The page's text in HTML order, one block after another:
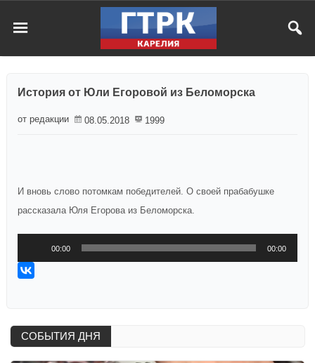
История от Юли Егоровой из Беломорска
от редакции 08.05.2018 1999
И вновь слово потомкам победителей. О своей прабабушке
рассказала Юля Егорова из Беломорска.
00:00 00:00
СОБЫТИЯ ДНЯ